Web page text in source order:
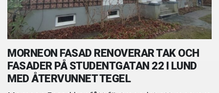
MORNEON FASAD RENOVERAR TAK OCH
FASADER PÅ STUDENTGATAN 22 I LUND
MED ÅTERVUNNET TEGEL